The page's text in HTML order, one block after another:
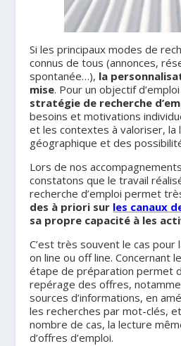
Si les principaux modes de
connus de tous (annonces,
spontanée…), la
mise. Pour un objectif
stratégie de recherche
besoins et motivations
et les contextes à valoriser, la
géographique et des
Lors de nos
constatons que le travail
recherche d’emploi permet
des à priori sur les canaux
sa propre capacité à les
C’est très souvent le cas pour
on line ou off line. Concernant
étape de préparation permet
repérage des offres,
sources d’informations, en
les recherches par mot-clés,
nombre de cas, la lecture
d’offres d’emploi.